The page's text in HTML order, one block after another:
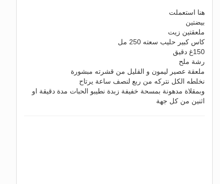
هنا استعملت
بيضتين
ملعقتين زيت
كاس كبير حليب سعته 250 مل
150غ دقيق
رشة ملح
ملعقة عصير ليمون و القليل من قشرته مبشورة
نخلطه الكل نتركه من ربع لنصف ساعة يرتاح
وبمقلاة مدهونة بمسحة خفيفة زبدة نطيبو الحبات مدة دقيقة او
اثنين من كل جهة